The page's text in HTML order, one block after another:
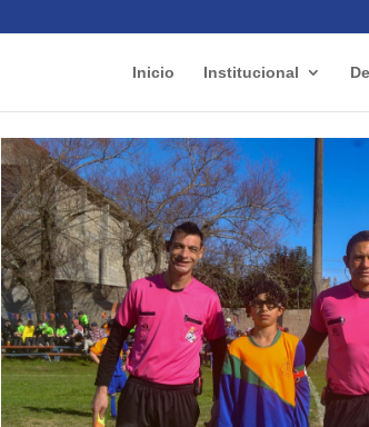
Inicio Institucional